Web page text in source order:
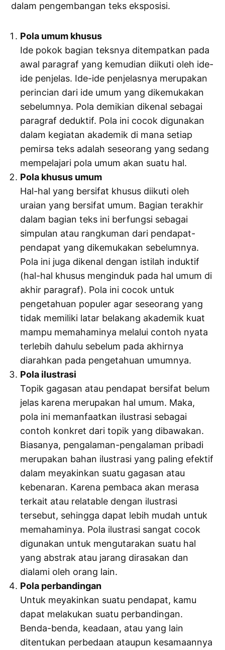
dalam pengembangan teks eksposisi.
Pola umum khusus
Ide pokok bagian teksnya ditempatkan pada
awal paragraf yang kemudian diikuti oleh ide-
ide penjelas. Ide-ide penjelasnya merupakan
perincian dari ide umum yang dikemukakan
sebelumnya. Pola demikian dikenal sebagai
paragraf deduktif. Pola ini cocok digunakan
dalam kegiatan akademik di mana setiap
pemirsa teks adalah seseorang yang sedang
mempelajari pola umum akan suatu hal.
Pola khusus umum
Hal-hal yang bersifat khusus diikuti oleh
uraian yang bersifat umum. Bagian terakhir
dalam bagian teks ini berfungsi sebagai
simpulan atau rangkuman dari pendapat-
pendapat yang dikemukakan sebelumnya.
Pola ini juga dikenal dengan istilah induktif
(hal-hal khusus menginduk pada hal umum di
akhir paragraf). Pola ini cocok untuk
pengetahuan populer agar seseorang yang
tidak memiliki latar belakang akademik kuat
mampu memahaminya melalui contoh nyata
terlebih dahulu sebelum pada akhirnya
diarahkan pada pengetahuan umumnya.
Pola ilustrasi
Topik gagasan atau pendapat bersifat belum
jelas karena merupakan hal umum. Maka,
pola ini memanfaatkan ilustrasi sebagai
contoh konkret dari topik yang dibawakan.
Biasanya, pengalaman-pengalaman pribadi
merupakan bahan ilustrasi yang paling efektif
dalam meyakinkan suatu gagasan atau
kebenaran. Karena pembaca akan merasa
terkait atau relatable dengan ilustrasi
tersebut, sehingga dapat lebih mudah untuk
memahaminya. Pola ilustrasi sangat cocok
digunakan untuk mengutarakan suatu hal
yang abstrak atau jarang dirasakan dan
dialami oleh orang lain.
Pola perbandingan
Untuk meyakinkan suatu pendapat, kamu
dapat melakukan suatu perbandingan.
Benda-benda, keadaan, atau yang lain
ditentukan perbedaan ataupun kesamaannya